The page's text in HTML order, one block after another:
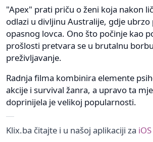
"Apex" prati priču o ženi koja nakon
odlazi u divljinu Australije, gdje ubrzo
opasnog lovca. Ono što počinje kao
prošlosti pretvara se u brutalnu
preživljavanje.
Radnja filma kombinira elemente
akcije i survival žanra, a upravo ta
doprinijela je velikoj popularnosti.
Klix.ba čitajte i u našoj aplikaciji za iOS